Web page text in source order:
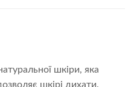
шкіри, яка
шкірі дихати.